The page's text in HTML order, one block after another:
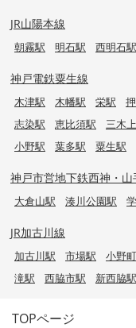
JR山陽本線
朝霧駅 明石駅 西明石駅
神戸電鉄粟生線
木津駅 木幡駅 栄駅
志染駅
恵比須駅 三木
小野駅
葉多駅 粟生駅
神戸市営地下鉄西神・山
大倉山駅 湊川公園駅
JR加古川線
加古川駅 市場駅 小野
滝駅
西脇市駅 新西脇駅
TOPページ